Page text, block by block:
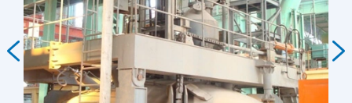
 